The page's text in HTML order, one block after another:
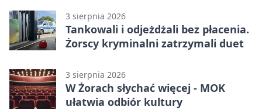
3 sierpnia 2026
Tankowali i odjeżdżali bez płacenia.
Żorscy kryminalni zatrzymali duet
3 sierpnia 2026
W Żorach słychać więcej - MOK
ułatwia odbiór kultury